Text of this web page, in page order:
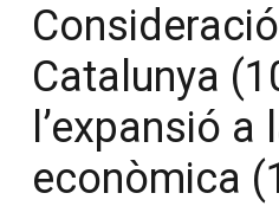
Catalunya
l’expansió
econòmica